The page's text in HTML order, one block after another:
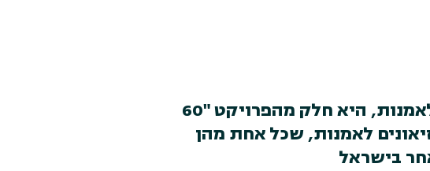
התערוכה "צ'ק-פוסט", המוצגת בימים אלה במוזיאון חיפה לאמנות, היא חלק מהפרויקט "60
לאמנות, שכל אחת מהן
בישראל